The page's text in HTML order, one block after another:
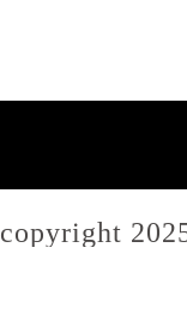
copyright